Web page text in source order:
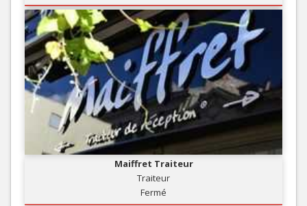
Maiffret Traiteur
Traiteur
Fermé